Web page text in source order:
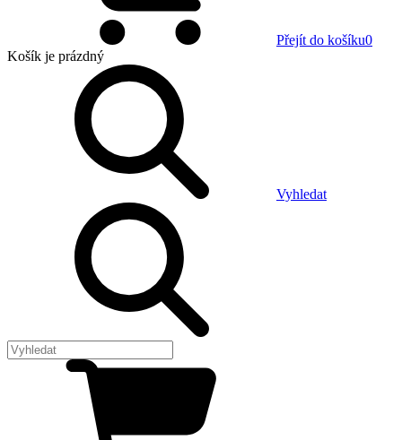
Přejít do košíku0
Košík je prázdný
Vyhledat